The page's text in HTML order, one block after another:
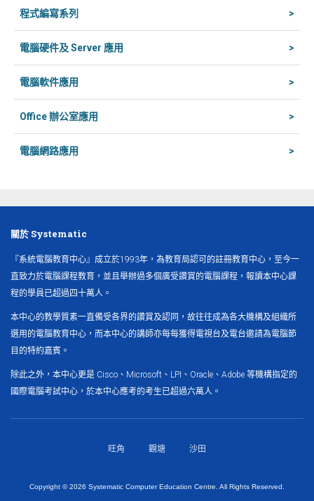
程式編寫系列 >
電腦硬件及 Server 應用 >
電腦軟件應用 >
Office 辦公室應用 >
電腦網路應用 >
關於 Systematic
『系統電腦教育中心』成立於1993年，為教育局認可的註冊教育中心，至今一
直致力於電腦課程教育，並且舉辦過多個廣受讚賞的電腦課程，報讀本中心課
程的學員已超過四十萬人。
本中心的教學質素一直備受各界的讚賞及認同，故往往成為各大機構及組織所
選用的電腦教育中心，而本中心的講師亦每每獲得電視台及電台邀請為電腦節
目的特約嘉賓。
除此之外，本中心更是 Cisco、Microsoft、LPI、Oracle、Adobe 等機構指定的
國際電腦考試中心，於本中心應考的考生已超過六萬人。
旺角 觀塘 沙田
Copyright ©2026 Systematic Computer Education Centre. All Rights Reserved.